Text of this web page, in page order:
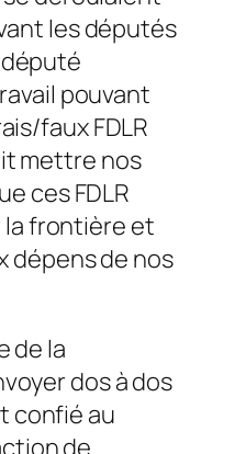
les députés
pouvant
faux FDLR
mettre nos
ces FDLR
la frontière et
dépens de nos
de la
dos à dos
confié au
de